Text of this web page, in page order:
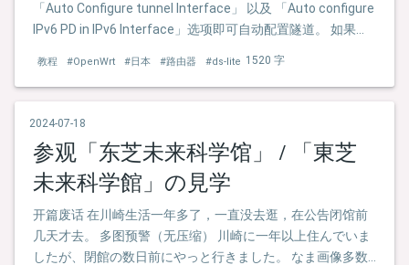
「Auto Configure tunnel Interface」 以及 「Auto configure
IPv6 PD in IPv6 Interface」选项即可自动配置隧道。 如果有
教程 #OpenWrt #日本 #路由器 #ds-lite 1520 字
2024-07-18
参观「东芝未来科学馆」 / 「東芝
未来科学館」の見学
开篇废话 在川崎生活一年多了，一直没去逛，在公告闭馆前
几天才去。 多图预警（无压缩） 川崎に一年以上住んでいま
したが、閉館の数日前にやっと行きました。 なま画像多数